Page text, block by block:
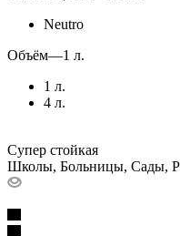
Neutro
Объём—1 л.
1 л.
4 л.
Супер стойкая
Школы, Больницы, Сады,